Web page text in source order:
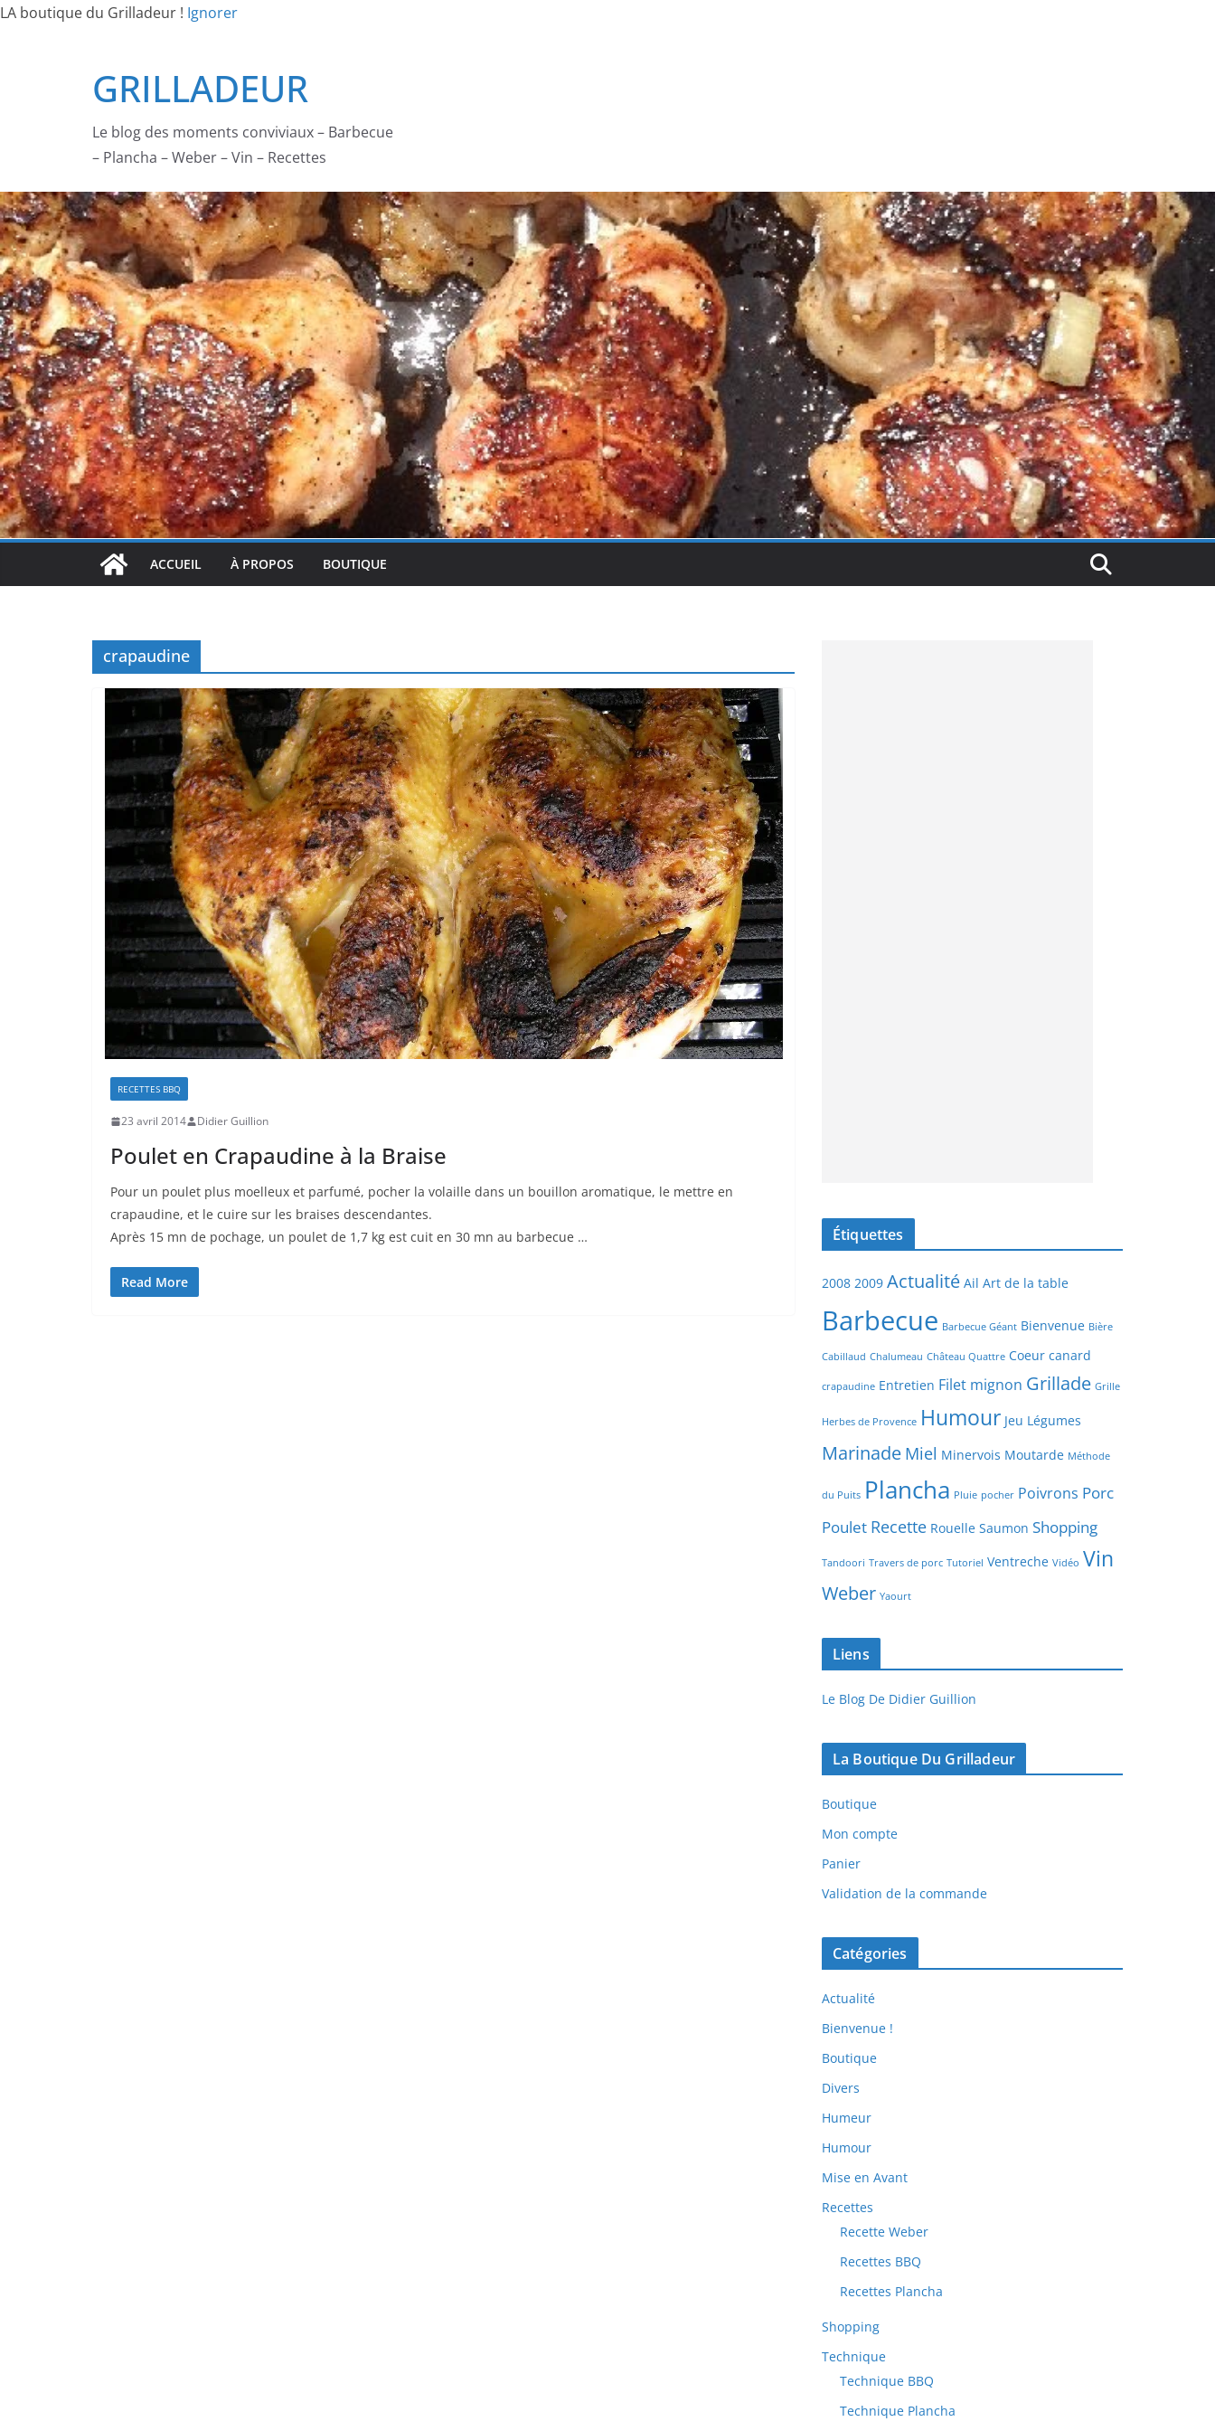
LA boutique du Grilladeur ! Ignorer
GRILLADEUR
Le blog des moments conviviaux – Barbecue
– Plancha – Weber – Vin – Recettes
ACCUEIL À PROPOS BOUTIQUE
crapaudine
RECETTES BBQ
23 avril 2014 Didier Guillion
Poulet en Crapaudine à la Braise
Pour un poulet plus moelleux et parfumé, pocher la volaille dans un bouillon aromatique, le mettre en
crapaudine, et le cuire sur les braises descendantes.
Après 15 mn de pochage, un poulet de 1,7 kg est cuit en 30 mn au barbecue …
Read More
Étiquettes
2008 2009 Actualité Ail Art de la table
Barbecue Barbecue Géant Bienvenue Bière
Cabillaud Chalumeau Château Quattre Coeur canard
crapaudine Entretien Filet mignon Grillade Grille
Herbes de Provence Humour Jeu Légumes
Marinade Miel Minervois Moutarde Méthode
du Puits Plancha Pluie pocher Poivrons Porc
Poulet Recette Rouelle Saumon Shopping
Tandoori Travers de porc Tutoriel Ventreche Vidéo Vin
Weber Yaourt
Liens
Le Blog De Didier Guillion
La Boutique Du Grilladeur
Boutique
Mon compte
Panier
Validation de la commande
Catégories
Actualité
Bienvenue !
Boutique
Divers
Humeur
Humour
Mise en Avant
Recettes
Recette Weber
Recettes BBQ
Recettes Plancha
Shopping
Technique
Technique BBQ
Technique Plancha